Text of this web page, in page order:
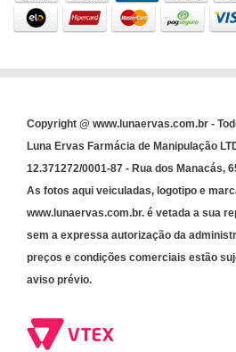
Copyright @ www.lunaervas.com.br -
Luna Ervas Farmácia de Manipulação
12.371272/0001-87 - Rua dos Manacás,
As fotos aqui veiculadas, logotipo e
www.lunaervas.com.br. é vetada a sua
sem a expressa autorização da
preços e condições comerciais estão
aviso prévio.